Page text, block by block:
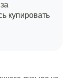
купировать